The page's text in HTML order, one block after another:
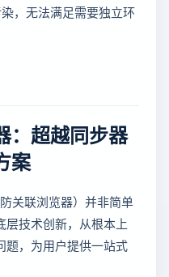
，无法满足需要独立环
：超越同步器
案
关联浏览器）并非简单
层技术创新，从根本上
题，为用户提供一站式